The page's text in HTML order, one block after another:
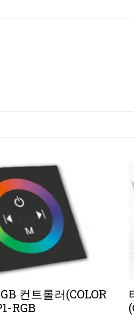
컨트롤러(COLOR
RGB